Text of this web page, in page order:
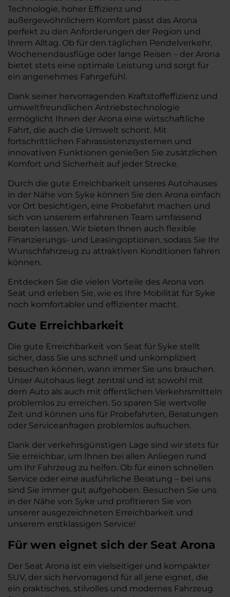
Technologie, hoher Effizienz und
außergewöhnlichem Komfort passt das Arona
perfekt zu den Anforderungen der Region und
Ihrem Alltag. Ob für den täglichen Pendelverkehr,
Wochenendausflüge oder lange Reisen – der Arona
bietet stets eine optimale Leistung und sorgt für
ein angenehmes Fahrgefühl.
Dank seiner hervorragenden Kraftstoffeffizienz und
umweltfreundlichen Antriebstechnologie
ermöglicht Ihnen der Arona eine wirtschaftliche
Fahrt, die auch die Umwelt schont. Mit
fortschrittlichen Fahrassistenzsystemen und
innovativen Funktionen genießen Sie zusätzlichen
Komfort und Sicherheit auf jeder Strecke.
Durch die gute Erreichbarkeit unseres Autohauses
in der Nähe von Syke können Sie den Arona einfach
vor Ort besichtigen, eine Probefahrt machen und
sich von unserem erfahrenen Team umfassend
beraten lassen. Wir bieten Ihnen auch flexible
Finanzierungs- und Leasingoptionen, sodass Sie Ihr
Wunschfahrzeug zu attraktiven Konditionen fahren
können.
Entdecken Sie die vielen Vorteile des Arona von
Seat und erleben Sie, wie es Ihre Mobilität für Syke
noch komfortabler und effizienter macht.
Gute Erreichbarkeit
Die gute Erreichbarkeit von Seat für Syke stellt
sicher, dass Sie uns schnell und unkompliziert
besuchen können, wann immer Sie uns brauchen.
Unser Autohaus liegt zentral und ist sowohl mit
dem Auto als auch mit öffentlichen Verkehrsmitteln
problemlos zu erreichen. So sparen Sie wertvolle
Zeit und können uns für Probefahrten, Beratungen
oder Serviceanfragen problemlos aufsuchen.
Dank der verkehrsgünstigen Lage sind wir stets für
Sie erreichbar, um Ihnen bei allen Anliegen rund
um Ihr Fahrzeug zu helfen. Ob für einen schnellen
Service oder eine ausführliche Beratung – bei uns
sind Sie immer gut aufgehoben. Besuchen Sie uns
in der Nähe von Syke und profitieren Sie von
unserer ausgezeichneten Erreichbarkeit und
unserem erstklassigen Service!
Für wen eignet sich der Seat Arona
Der Seat Arona ist ein vielseitiger und kompakter
SUV, der sich hervorragend für all jene eignet, die
ein praktisches, stilvolles und modernes Fahrzeug